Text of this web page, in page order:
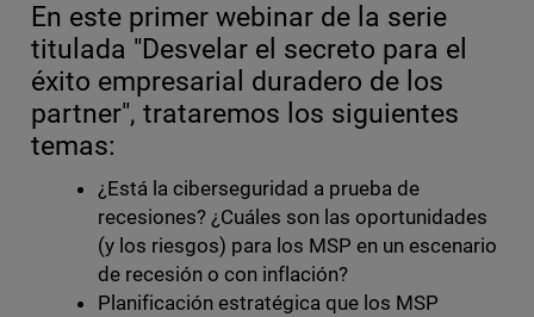
En este primer webinar de la serie
titulada "Desvelar el secreto para el
éxito empresarial duradero de los
partner", trataremos los siguientes
temas:
¿Está la ciberseguridad a prueba de
recesiones? ¿Cuáles son las oportunidades
(y los riesgos) para los MSP en un escenario
de recesión o con inflación?
Planificación estratégica que los MSP